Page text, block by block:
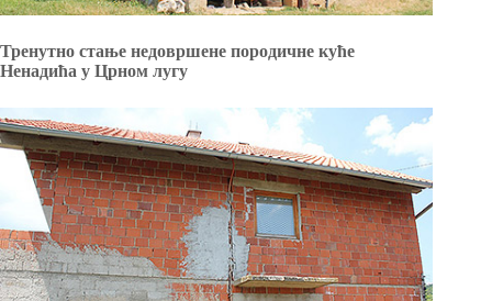
Тренутно стање недовршене породичне куће
Ненадића у Црном лугу